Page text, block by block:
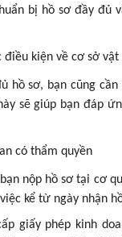
bị hồ sơ đầy đủ
điều kiện về cơ sở
hồ sơ, bạn cũng
sẽ giúp bạn đáp
có thẩm quyền
nộp hồ sơ tại cơ
kể từ ngày nhận
giấy phép kinh